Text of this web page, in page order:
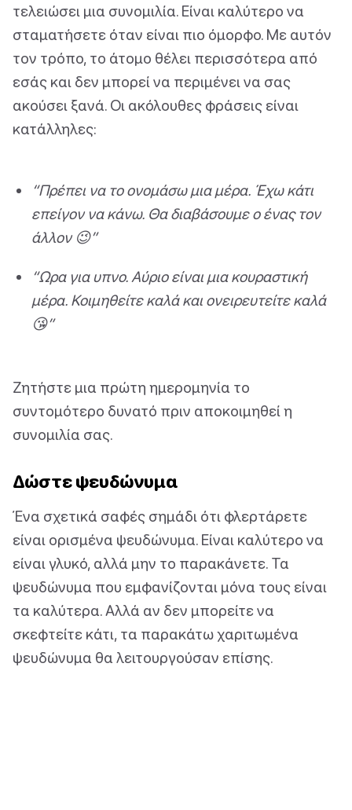
τελειώσει μια συνομιλία. Είναι καλύτερο να
σταματήσετε όταν είναι πιο όμορφο. Με αυτόν
τον τρόπο, το άτομο θέλει περισσότερα από
εσάς και δεν μπορεί να περιμένει να σας
ακούσει ξανά. Οι ακόλουθες φράσεις είναι
κατάλληλες:
“Πρέπει να το ονομάσω μια μέρα. Έχω κάτι
επείγον να κάνω. Θα διαβάσουμε ο ένας τον
άλλον 😉”
“Ωρα για υπνο. Αύριο είναι μια κουραστική
μέρα. Κοιμηθείτε καλά και ονειρευτείτε καλά
😘”
Ζητήστε μια πρώτη ημερομηνία το
συντομότερο δυνατό πριν αποκοιμηθεί η
συνομιλία σας.
Δώστε ψευδώνυμα
Ένα σχετικά σαφές σημάδι ότι φλερτάρετε
είναι ορισμένα ψευδώνυμα. Είναι καλύτερο να
είναι γλυκό, αλλά μην το παρακάνετε. Τα
ψευδώνυμα που εμφανίζονται μόνα τους είναι
τα καλύτερα. Αλλά αν δεν μπορείτε να
σκεφτείτε κάτι, τα παρακάτω χαριτωμένα
ψευδώνυμα θα λειτουργούσαν επίσης.